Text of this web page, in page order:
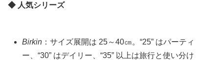
◆ 人気シリーズ
Birkin ：サイズ展開は 25～40㎝。“25” はパーティ
ー、“30” はデイリー、“35” 以上は旅行と使い分け